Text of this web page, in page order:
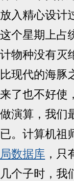
放入精心设计
这个星期上占
计物种没有灭
比现代的海豚
来了也不好使
做演算，我们
已。计算机祖
局数据库 ，
几个子时，我